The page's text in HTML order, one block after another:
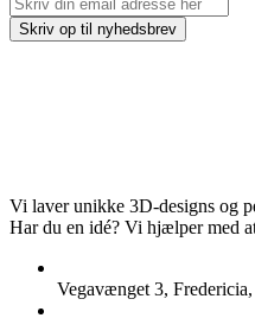
Vi laver unikke 3D-designs og
Har du en idé? Vi hjælper med
Vegavænget 3,